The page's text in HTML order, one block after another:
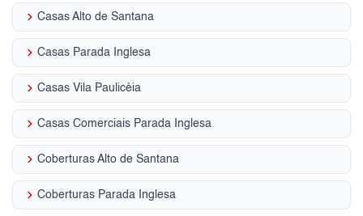
keyboard_arrow_right Casas Alto de Santana
keyboard_arrow_right Casas Parada Inglesa
keyboard_arrow_right Casas Vila Paulicéia
keyboard_arrow_right Casas Comerciais Parada Inglesa
keyboard_arrow_right Coberturas Alto de Santana
keyboard_arrow_right Coberturas Parada Inglesa